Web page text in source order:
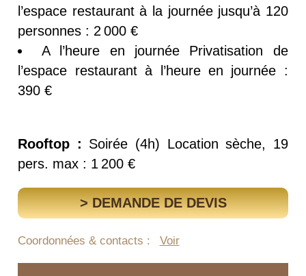
l’espace restaurant à la journée jusqu’à 120
personnes : 2 000 €
A l’heure en journée Privatisation de
l’espace restaurant à l’heure en journée :
390 €
Rooftop : Soirée (4h) Location sèche, 19
pers. max : 1 200 €
> DEMANDE DE DEVIS
Coordonnées & contacts : Voir